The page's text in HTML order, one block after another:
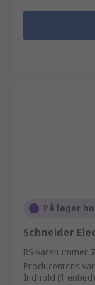
På lager
Schneider
RS-varenummer
Producentens
Indhold (1 enhed)